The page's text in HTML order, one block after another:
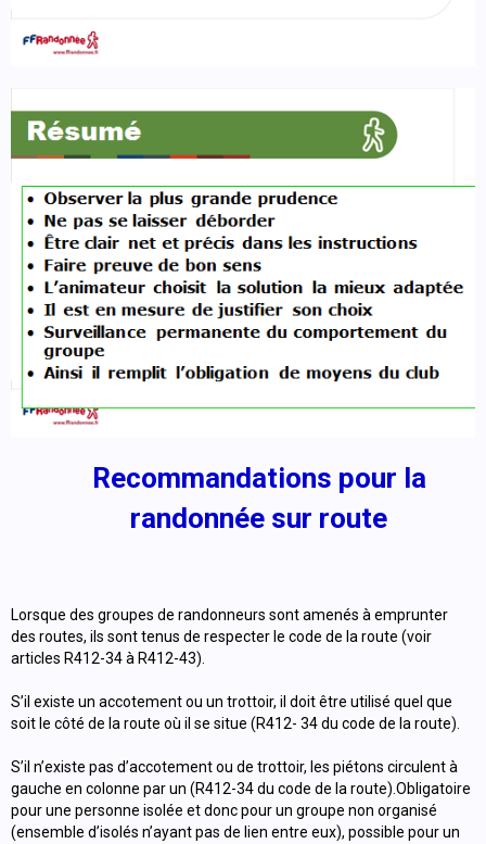
Recommandations pour la
randonnée sur route
Lorsque des groupes de randonneurs sont amenés à emprunter
des routes, ils sont tenus de respecter le code de la route (voir
articles R412-34 à R412-43).
S’il existe un accotement ou un trottoir, il doit être utilisé quel que
soit le côté de la route où il se situe (R412- 34 du code de la route).
S’il n’existe pas d’accotement ou de trottoir, les piétons circulent à
gauche en colonne par un (R412-34 du code de la route).Obligatoire
pour une personne isolée et donc pour un groupe non organisé
(ensemble d’isolés n’ayant pas de lien entre eux), possible pour un